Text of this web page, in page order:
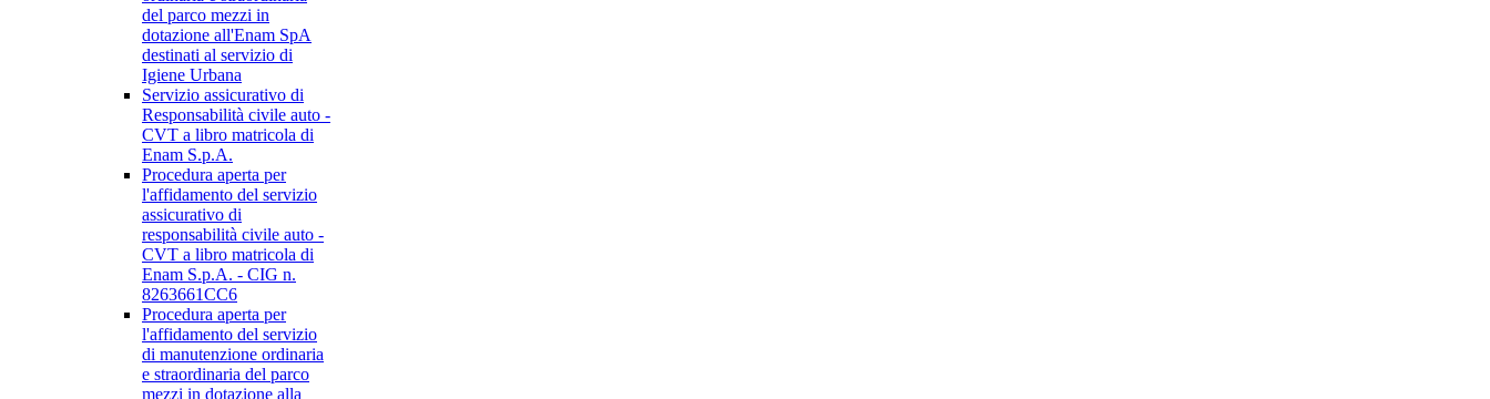
del parco mezzi in
dotazione all'Enam SpA
destinati al servizio di
Igiene Urbana
Servizio assicurativo di
Responsabilità civile auto -
CVT a libro matricola di
Enam S.p.A.
Procedura aperta per
l'affidamento del servizio
assicurativo di
responsabilità civile auto -
CVT a libro matricola di
Enam S.p.A. - CIG n.
8263661CC6
Procedura aperta per
l'affidamento del servizio
di manutenzione ordinaria
e straordinaria del parco
mezzi in dotazione alla